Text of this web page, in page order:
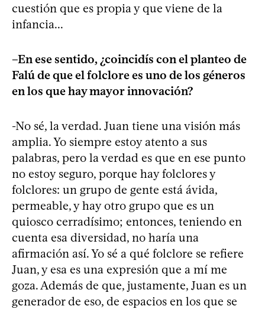
cuestión que es propia y que viene de la
infancia...
–En ese sentido, ¿coincidís con el planteo de
Falú de que el folclore es uno de los géneros
en los que hay mayor innovación?
-No sé, la verdad. Juan tiene una visión más
amplia. Yo siempre estoy atento a sus
palabras, pero la verdad es que en ese punto
no estoy seguro, porque hay folclores y
folclores: un grupo de gente está ávida,
permeable, y hay otro grupo que es un
quiosco cerradísimo; entonces, teniendo en
cuenta esa diversidad, no haría una
afirmación así. Yo sé a qué folclore se refiere
Juan, y esa es una expresión que a mí me
goza. Además de que, justamente, Juan es un
generador de eso, de espacios en los que se